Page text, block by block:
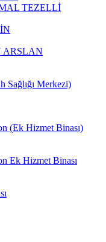
TEZELLİ
ARSLAN
Merkezi)
(Ek Hizmet Binası)
Ek Hizmet Binası